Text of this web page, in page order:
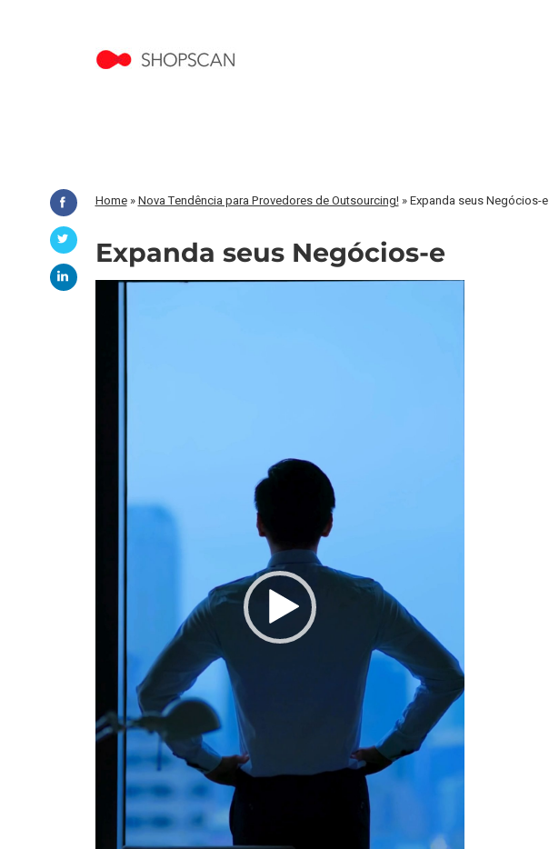
Home»Nova Tendência para Provedores de Outsourcing!»Expanda seus Negócios-e
Expanda seus Negócios-e
Tocador